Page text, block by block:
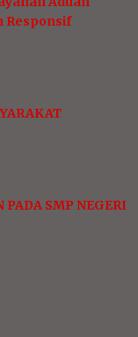
Responsif
PADA SMP NEGERI